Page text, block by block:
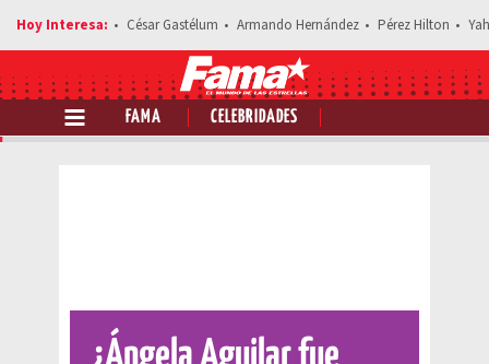
César Gastélum Armando Hernández Pérez Hilton
FAMA CELEBRIDADES
Comparte esta noticia